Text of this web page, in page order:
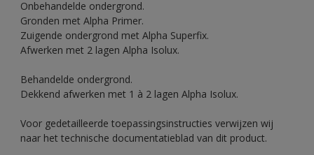
Onbehandelde ondergrond.
Gronden met Alpha Primer.
Zuigende ondergrond met Alpha Superfix.
Afwerken met 2 lagen Alpha Isolux.
Behandelde ondergrond.
Dekkend afwerken met 1 à 2 lagen Alpha Isolux.
Voor gedetailleerde toepassingsinstructies verwijzen wij
naar het technische documentatieblad van dit product.